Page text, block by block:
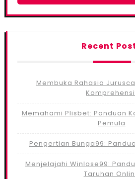
Recent
Membuka Rahasia
Memahami Plisbet: Panduan
Pemula
Pengertian Bunga99:
Menjelajahi Winlose99:
Taruhan